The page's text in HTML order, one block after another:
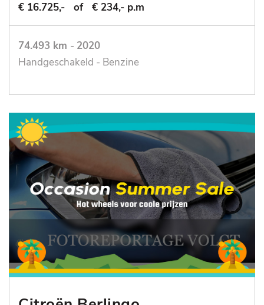
€ 16.725,-
of € 234,- p.m
74.493 km - 2020
Handgeschakeld - Benzine